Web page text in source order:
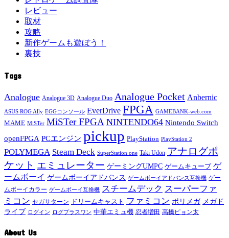
レビュー
取材
攻略
新作ゲームも遊ぼう！
裏技
Tags
Analogue Analogue 3D Analogue Duo Analogue Pocket Anbernic
ASUS ROG Ally EGGコンソール EverDrive FPGA GAMEBANK-web.com
MAME MiSTer MiSTer FPGA NINTENDO64 Nintendo Switch
openFPGA PCエンジン pickup PlayStation PlayStation 2
POLYMEGA Steam Deck SuperStation one Taki Udon アナログポ
ケット エミュレーター ゲーミングUMPC ゲームキューブ ゲ
ームボーイ ゲームボーイアドバンス ゲームボーイアドバンス互換機 ゲー
ムボーイカラー ゲームボーイ互換機 スチームデック スーパーファ
ミコン セガサターン ドリームキャスト ファミコン ポリメガ メガド
ライブ ログイン ログプラスワン 中華エミュ機 忍者増田 高橋ピョン太
About Us